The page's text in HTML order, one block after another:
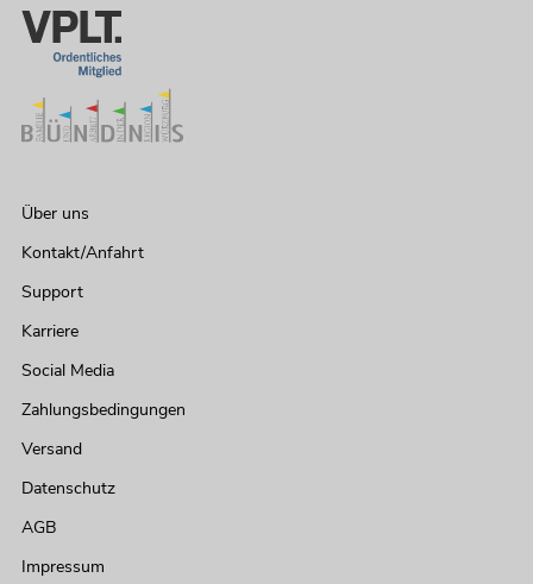
Über uns
Kontakt/Anfahrt
Support
Karriere
Social Media
Zahlungsbedingungen
Versand
Datenschutz
AGB
Impressum